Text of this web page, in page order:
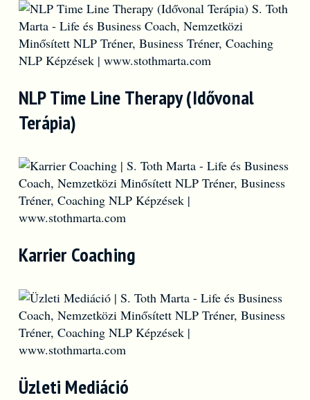
NLP Time Line Therapy (Idővonal
Terápia)
Karrier Coaching
Üzleti Mediáció